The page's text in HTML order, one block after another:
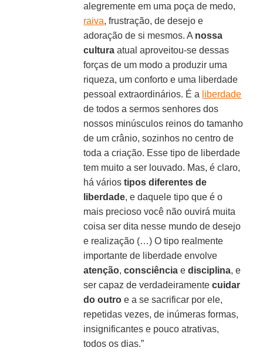
alegremente em uma poça de medo,
raiva, frustração, de desejo e
adoração de si mesmos. A nossa
cultura atual aproveitou-se dessas
forças de um modo a produzir uma
riqueza, um conforto e uma liberdade
pessoal extraordinários. É a liberdade
de todos a sermos senhores dos
nossos minúsculos reinos do tamanho
de um crânio, sozinhos no centro de
toda a criação. Esse tipo de liberdade
tem muito a ser louvado. Mas, é claro,
há váriostipos diferentes de
liberdade, e daquele tipo que é o
mais precioso você não ouvirá muita
coisa ser dita nesse mundo de desejo
e realização (…) O tipo realmente
importante de liberdade envolve
atenção,consciência edisciplina, e
ser capaz de verdadeiramentecuidar
do outro e a se sacrificar por ele,
repetidas vezes, de inúmeras formas,
insignificantes e pouco atrativas,
todos os dias.”